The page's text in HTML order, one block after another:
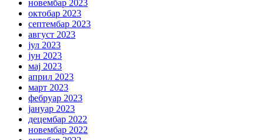
новембар 2023
октобар 2023
септембар 2023
август 2023
јул 2023
јун 2023
мај 2023
април 2023
март 2023
фебруар 2023
јануар 2023
децембар 2022
новембар 2022